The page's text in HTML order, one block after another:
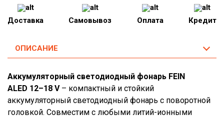
Доставка Самовывоз Оплата Кредит
ОПИСАНИЕ
Аккумуляторный светодиодный фонарь FEIN
ALED 12–18 V– компактный и стойкий
аккумуляторный светодиодный фонарь с поворотной
головкой. Совместим с любыми литий-ионными